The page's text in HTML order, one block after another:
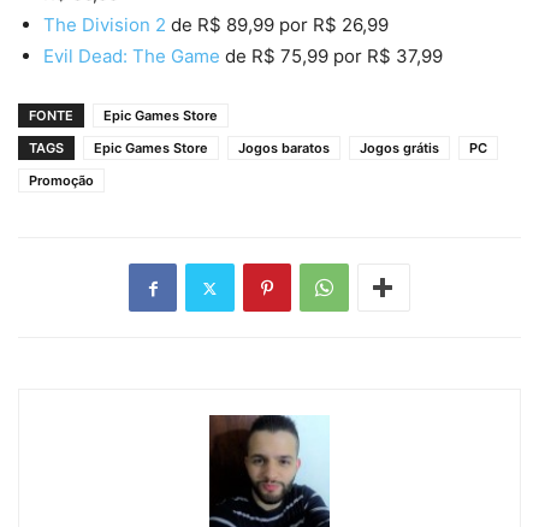
The Division 2 de R$ 89,99 por R$ 26,99
Evil Dead: The Game de R$ 75,99 por R$ 37,99
FONTE
Epic Games Store
TAGS
Epic Games Store Jogos baratos Jogos grátis
PC
Promoção